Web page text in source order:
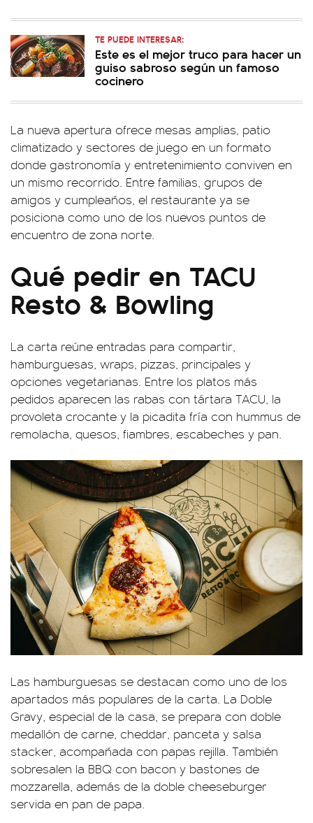
TE PUEDE INTERESAR:
Este es el mejor truco para hacer un
guiso sabroso según un famoso
cocinero
La nueva apertura ofrece mesas amplias, patio
climatizado y sectores de juego en un formato
donde gastronomía y entretenimiento conviven en
un mismo recorrido. Entre familias, grupos de
amigos y cumpleaños, el restaurante ya se
posiciona como uno de los nuevos puntos de
encuentro de zona norte.
Qué pedir en TACU
Resto & Bowling
La carta reúne entradas para compartir,
hamburguesas, wraps, pizzas, principales y
opciones vegetarianas. Entre los platos más
pedidos aparecen las rabas con tártara TACU, la
provoleta crocante y la picadita fría con hummus de
remolacha, quesos, fiambres, escabeches y pan.
Las hamburguesas se destacan como uno de los
apartados más populares de la carta. La Doble
Gravy, especial de la casa, se prepara con doble
medallón de carne, cheddar, panceta y salsa
stacker, acompañada con papas rejilla. También
sobresalen la BBQ con bacon y bastones de
mozzarella, además de la doble cheeseburger
servida en pan de papa.